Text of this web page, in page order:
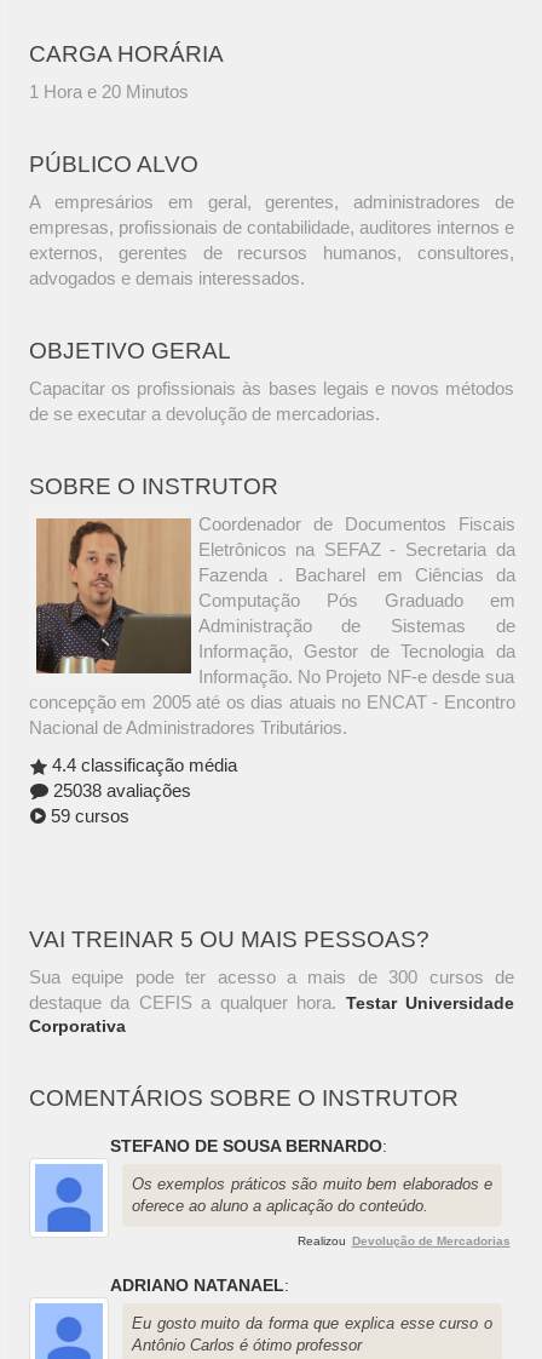
CARGA HORÁRIA
1 Hora e 20 Minutos
PÚBLICO ALVO
A empresários em geral, gerentes, administradores de
empresas, profissionais de contabilidade, auditores internos e
externos, gerentes de recursos humanos, consultores,
advogados e demais interessados.
OBJETIVO GERAL
Capacitar os profissionais às bases legais e novos métodos
de se executar a devolução de mercadorias.
SOBRE O INSTRUTOR
Coordenador de Documentos Fiscais
Eletrônicos na SEFAZ - Secretaria da
Fazenda . Bacharel em Ciências da
Computação Pós Graduado em
Administração de Sistemas de
Informação, Gestor de Tecnologia da
Informação. No Projeto NF-e desde sua
concepção em 2005 até os dias atuais no ENCAT - Encontro
Nacional de Administradores Tributários.
4.4 classificação média
25038 avaliações
59 cursos
VAI TREINAR 5 OU MAIS PESSOAS?
Sua equipe pode ter acesso a mais de 300 cursos de
destaque da CEFIS a qualquer hora. Testar Universidade
Corporativa
COMENTÁRIOS SOBRE O INSTRUTOR
STEFANO DE SOUSA BERNARDO:
Os exemplos práticos são muito bem elaborados e
oferece ao aluno a aplicação do conteúdo.
Realizou Devolução de Mercadorias
ADRIANO NATANAEL:
Eu gosto muito da forma que explica esse curso o
Antônio Carlos é ótimo professor